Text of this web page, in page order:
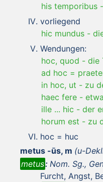
his temporibus -
vorliegend
hic mundus -
Wendungen:
hoc, quod - die
ad hoc =
in hoc, ut - zu
haec fere -
ille ... hic - der
horum est - zu
hoc = huc
metus -ūs, m (u-
metus: Nom. Sg.,
Furcht, Angst,